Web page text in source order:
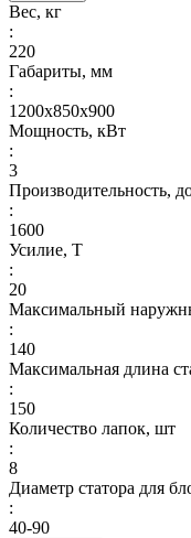
Вес, кг
:
220
Габариты, мм
:
1200х850х900
Мощность, кВт
:
3
Производительность,
:
1600
Усилие, Т
:
20
Максимальный
:
140
Максимальная длина
:
150
Количество лапок, шт
:
8
Диаметр статора для
:
40-90